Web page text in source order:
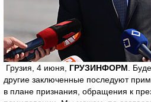
Грузия, 4 июня, ГРУЗИНФОРМ .
другие заключенные последуют
в плане признания, обращения к